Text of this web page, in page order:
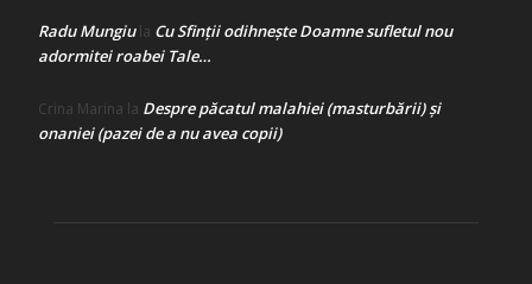
Radu Mungiula Cu Sfinții odihnește Doamne sufletul nou
adormitei roabei Tale…
Crina Marina la Despre păcatul malahiei (masturbării) şi
onaniei (pazei de a nu avea copii)